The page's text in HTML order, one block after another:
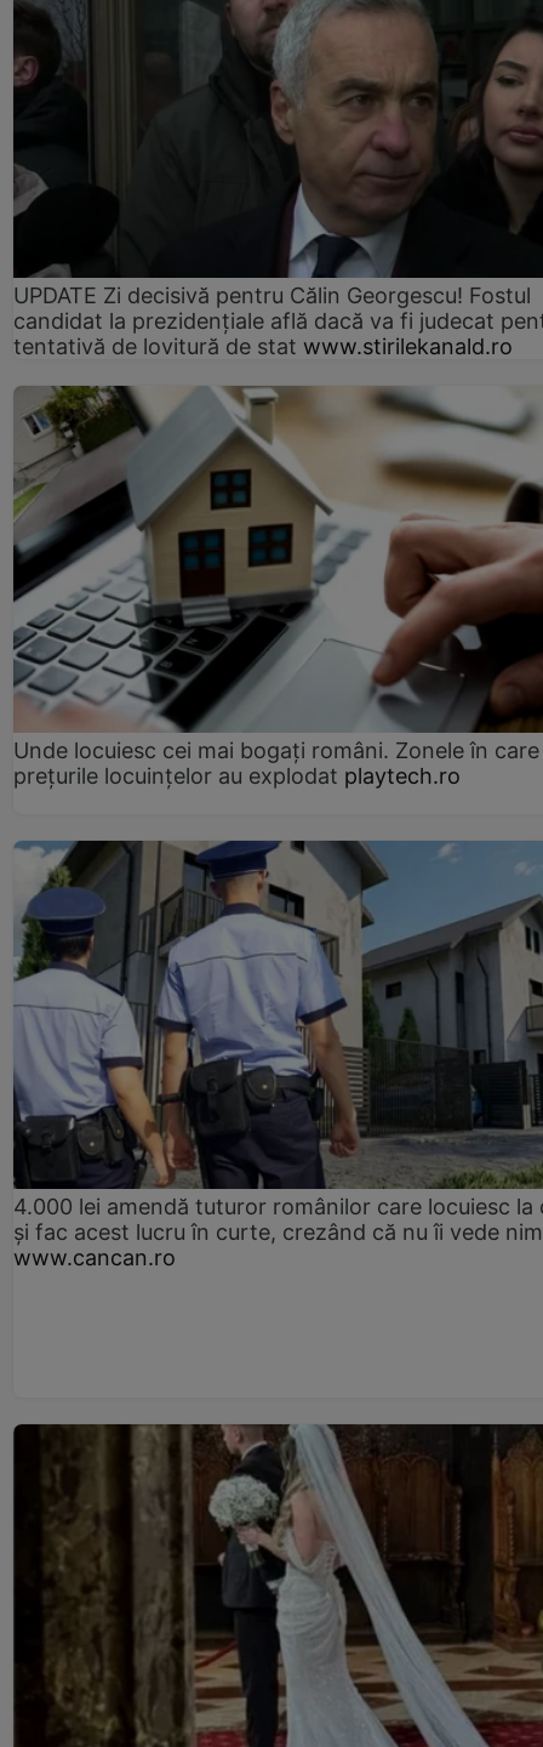
UPDATE Zi decisivă pentru Călin Georgescu! Fostul
candidat la prezidențiale află dacă va fi judecat
tentativă de lovitură de stat www.stirilekanald.ro
Unde locuiesc cei mai bogați români. Zonele în care
prețurile locuințelor au explodat playtech.ro
4.000 lei amendă tuturor românilor care locuiesc la
și fac acest lucru în curte, crezând că nu îi vede
www.cancan.ro